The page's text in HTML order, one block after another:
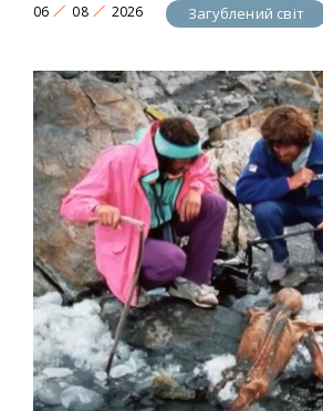
06 08 2026 Загублений світ